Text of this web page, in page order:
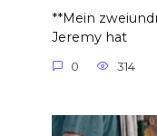
**Mein
Jeremy hat
0 314